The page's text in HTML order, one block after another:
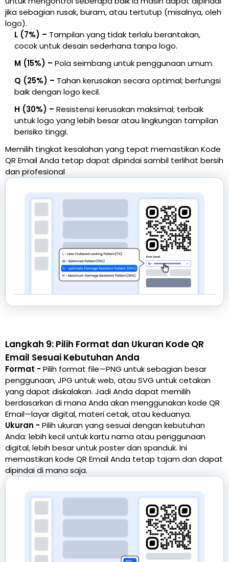
jika sebagian rusak, buram, atau tertutup (misalnya, oleh
logo).
L (7%) – Tampilan yang tidak terlalu berantakan,
cocok untuk desain sederhana tanpa logo.
M (15%) – Pola seimbang untuk penggunaan umum.
Q (25%) – Tahan kerusakan secara optimal; berfungsi
baik dengan logo kecil.
H (30%) – Resistensi kerusakan maksimal; terbaik
untuk logo yang lebih besar atau lingkungan tampilan
berisiko tinggi.
Memilih tingkat kesalahan yang tepat memastikan Kode
QR Email Anda tetap dapat dipindai sambil terlihat bersih
dan profesional
Langkah 9: Pilih Format dan Ukuran Kode QR
Email Sesuai Kebutuhan Anda
Format - Pilih format file—PNG untuk sebagian besar
penggunaan, JPG untuk web, atau SVG untuk cetakan
yang dapat diskalakan. Jadi Anda dapat memilih
berdasarkan di mana Anda akan menggunakan kode QR
Email—layar digital, materi cetak, atau keduanya.
Ukuran - Pilih ukuran yang sesuai dengan kebutuhan
Anda: lebih kecil untuk kartu nama atau penggunaan
digital, lebih besar untuk poster dan spanduk. Ini
memastikan kode QR Email Anda tetap tajam dan dapat
dipindai di mana saja.